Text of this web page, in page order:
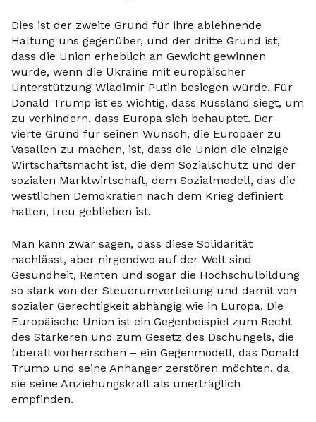
Dies ist der zweite Grund für ihre ablehnende
Haltung uns gegenüber, und der dritte Grund ist,
dass die Union erheblich an Gewicht gewinnen
würde, wenn die Ukraine mit europäischer
Unterstützung Wladimir Putin besiegen würde. Für
Donald Trump ist es wichtig, dass Russland siegt, um
zu verhindern, dass Europa sich behauptet. Der
vierte Grund für seinen Wunsch, die Europäer zu
Vasallen zu machen, ist, dass die Union die einzige
Wirtschaftsmacht ist, die dem Sozialschutz und der
sozialen Marktwirtschaft, dem Sozialmodell, das die
westlichen Demokratien nach dem Krieg definiert
hatten, treu geblieben ist.
Man kann zwar sagen, dass diese Solidarität
nachlässt, aber nirgendwo auf der Welt sind
Gesundheit, Renten und sogar die Hochschulbildung
so stark von der Steuerumverteilung und damit von
sozialer Gerechtigkeit abhängig wie in Europa. Die
Europäische Union ist ein Gegenbeispiel zum Recht
des Stärkeren und zum Gesetz des Dschungels, die
überall vorherrschen – ein Gegenmodell, das Donald
Trump und seine Anhänger zerstören möchten, da
sie seine Anziehungskraft als unerträglich
empfinden.